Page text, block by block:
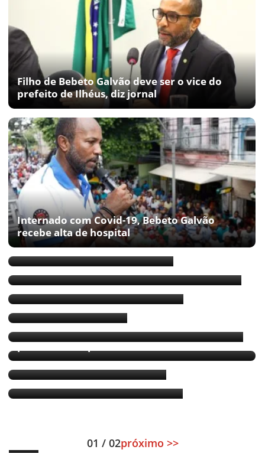
Filho de Bebeto Galvão deve ser o vice do
prefeito de Ilhéus, diz jornal
Internado com Covid-19, Bebeto Galvão
recebe alta de hospital
Bebeto se anima com Wagner
Bebeto é prioridade máxima no PSB baiano
O retorno de Bebeto, por Lídice
Os planos de Bebeto
Bebeto Galvão nomeado no gabinete de Rui
Bebeto Galvão: “Ninguém vem pra um
partido como pré-candidato”
PSB tenta convencer Bebeto
Bebeto permanece em Brasília?
01 / 02próximo >>